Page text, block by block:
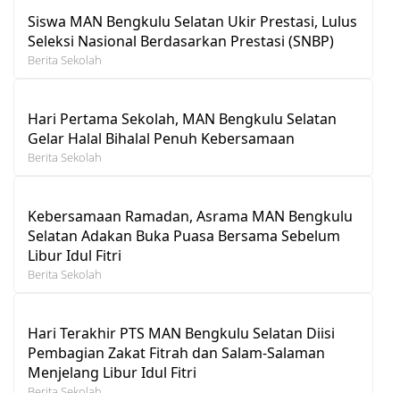
Siswa MAN Bengkulu Selatan Ukir Prestasi, Lulus
Seleksi Nasional Berdasarkan Prestasi (SNBP)
Berita Sekolah
Hari Pertama Sekolah, MAN Bengkulu Selatan
Gelar Halal Bihalal Penuh Kebersamaan
Berita Sekolah
Kebersamaan Ramadan, Asrama MAN Bengkulu
Selatan Adakan Buka Puasa Bersama Sebelum
Libur Idul Fitri
Berita Sekolah
Hari Terakhir PTS MAN Bengkulu Selatan Diisi
Pembagian Zakat Fitrah dan Salam-Salaman
Menjelang Libur Idul Fitri